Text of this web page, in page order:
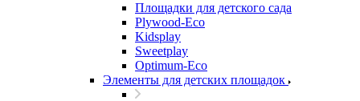
Площадки для детского сада
Plywood-Eco
Kidsplay
Sweetplay
Оptimum-Еco
Элементы для детских площадок